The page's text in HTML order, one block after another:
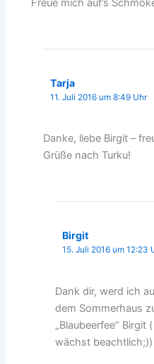
Freue mich auf’s
Tarja
11. Juli 2016 um 8:49 Uhr
Danke, liebe Birgit –
Grüße nach Turku!
Birgit
15. Juli 2016 um 12:23
Dank dir, werd ich
dem Sommerhaus
„Blaubeerfee“
wächst beachtlich;))